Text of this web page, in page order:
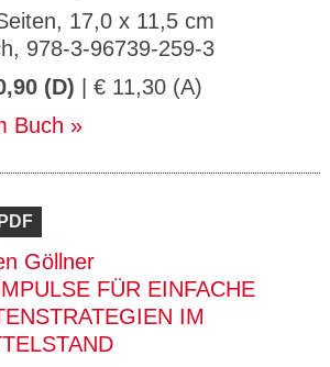
17,0 x 11,5 cm
978-3-96739-259-3
(D) | € 11,30 (A)
Buch
PDF
Göllner
FÜR EINFACHE
IM